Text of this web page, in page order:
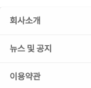
회사소개
뉴스 및 공지
이용약관